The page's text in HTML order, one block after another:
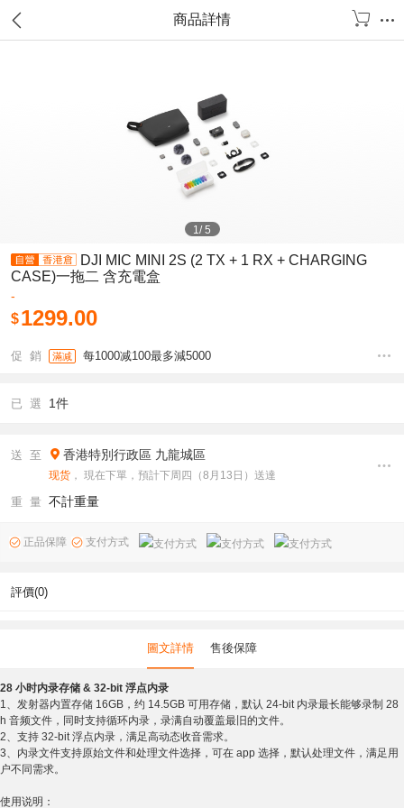
商品詳情
1/5
DJI MIC MINI 2S (2 TX + 1 RX + CHARGING
CASE)一拖二 含充電盒
-
$1299.00
促 銷 滿减 每1000减100最多減5000
已 選 1件
送 至 香港特別行政區 九龍城區
现货 ， 現在下單，預計下周四（8月13日）送達
重 量 不計重量
正品保障 支付方式
評價(0)
圖文詳情 售後保障
28 小时内录存储 & 32-bit 浮点内录
1、发射器内置存储 16GB，约 14.5GB 可用存储，默认 24-bit 内录最长能够录制 28
h 音频文件，同时支持循环内录，录满自动覆盖最旧的文件。
2、支持 32-bit 浮点内录，满足高动态收音需求。
3、内录文件支持原始文件和处理文件选择，可在 app 选择，默认处理文件，满足用
户不同需求。
使用说明：